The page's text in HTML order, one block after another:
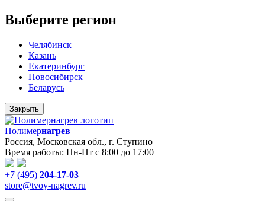
Выберите регион
Челябинск
Казань
Екатеринбург
Новосибирск
Беларусь
Закрыть
Полимернагрев
Россия, Московская обл., г. Ступино
Время работы: Пн-Пт с 8:00 до 17:00
+7 (495) 204-17-03
store@tvoy-nagrev.ru